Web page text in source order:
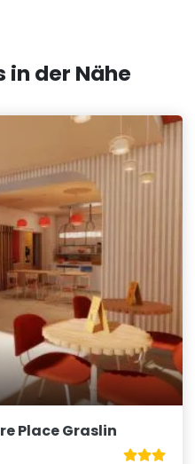
in der Nähe
Place Graslin